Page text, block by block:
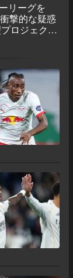
リーグを
撃的な疑惑
ロジェクト